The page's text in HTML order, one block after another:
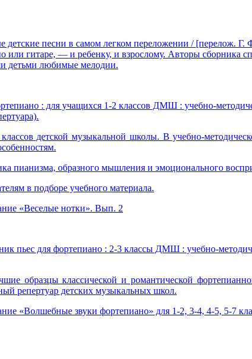
детские песни в самом легком переложении /
или гитаре, — и ребенку, и взрослому. Авторы сборника
детьми любимые мелодии.
: для учащихся 1-2 классов ДМШ : учебно-
детской музыкальной школы. В учебно-
пианизма, образного мышления и эмоционального
в подборе учебного материала.
«Веселые нотки». Вып. 2
пьес для фортепиано : 2-3 классы ДМШ : учебно-
образцы классической и романтической
репертуар детских музыкальных школ.
«Волшебные звуки фортепиано» для 1-2, 3-4, 4-5, 5-7